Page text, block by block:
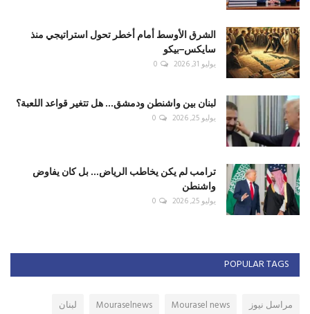
الشرق الأوسط أمام أخطر تحول استراتيجي منذ
سايكس–بيكو
يوليو 31, 2026 0
لبنان بين واشنطن ودمشق... هل تتغير قواعد اللعبة؟
يوليو 25, 2026 0
ترامب لم يكن يخاطب الرياض... بل كان يفاوض
واشنطن
يوليو 25, 2026 0
POPULAR TAGS
مراسل نيوز Mourasel news
Mouraselnews
لبنان